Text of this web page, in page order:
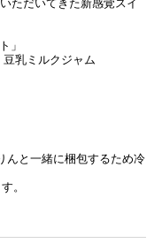
ただいてきた新感覚スイ
」
乳ミルクジャム
んと一緒に梱包するため冷
。